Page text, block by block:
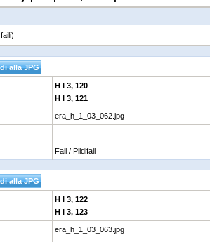
H I 3, 120
H I 3, 121
era_h_1_03_062.jpg
Fail / Pildifail
H I 3, 122
H I 3, 123
era_h_1_03_063.jpg